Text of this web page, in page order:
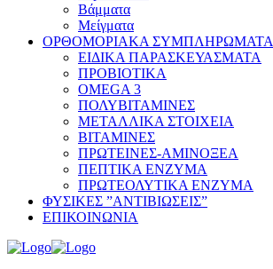
Βάμματα
Μείγματα
ΟΡΘΟΜΟΡΙΑΚΑ ΣΥΜΠΛΗΡΩΜΑΤΑ
ΕΙΔΙΚΑ ΠΑΡΑΣΚΕΥΑΣΜΑΤΑ
ΠΡΟΒΙΟΤΙΚΑ
OMEGA 3
ΠΟΛΥΒΙΤΑΜΙΝΕΣ
ΜΕΤΑΛΛΙΚΑ ΣΤΟΙΧΕΙΑ
ΒΙΤΑΜΙΝΕΣ
ΠΡΩΤΕΙΝΕΣ-ΑΜΙΝΟΞΕΑ
ΠΕΠΤΙΚΑ ΕΝΖΥΜΑ
ΠΡΩΤΕΟΛΥΤΙΚΑ ΕΝΖΥΜΑ
ΦΥΣΙΚΕΣ ”ΑΝΤΙΒΙΩΣΕΙΣ”
ΕΠΙΚΟΙΝΩΝΙΑ